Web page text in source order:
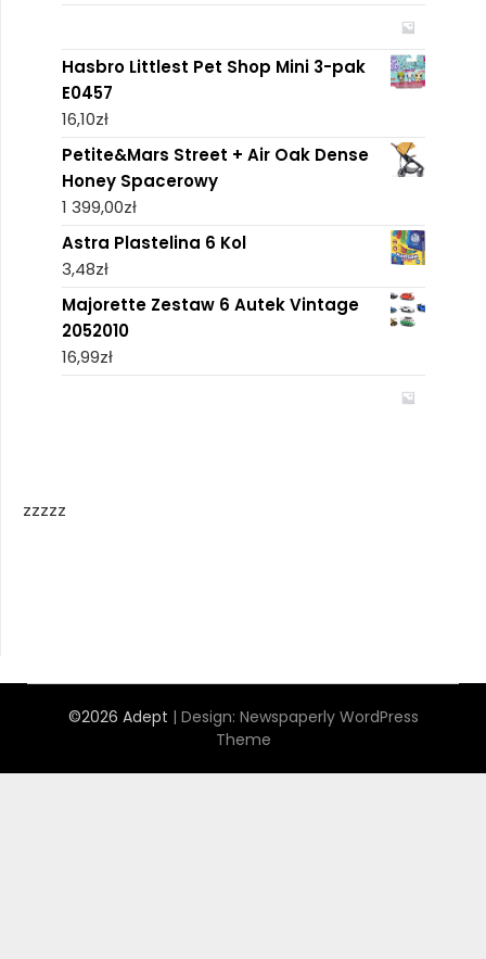
Hasbro Littlest Pet Shop Mini 3-pak
E0457
16,10zł
Petite&Mars Street + Air Oak Dense
Honey Spacerowy
1 399,00zł
Astra Plastelina 6 Kol
3,48zł
Majorette Zestaw 6 Autek Vintage
2052010
16,99zł
zzzzz
©2026 Adept | Design: Newspaperly WordPress
Theme